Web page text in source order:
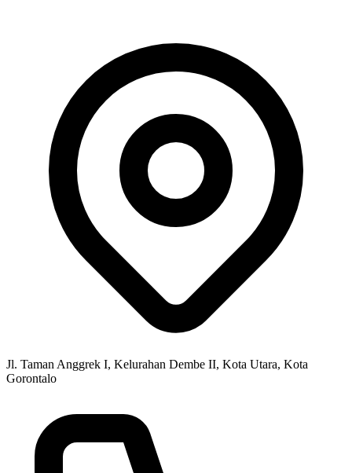
Jl. Taman Anggrek I, Kelurahan Dembe II, Kota Utara, Kota
Gorontalo